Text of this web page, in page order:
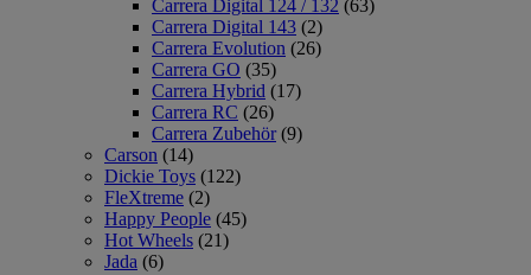
Carrera Digital 124 / 132 (63)
Carrera Digital 143 (2)
Carrera Evolution (26)
Carrera GO (35)
Carrera Hybrid (17)
Carrera RC (26)
Carrera Zubehör (9)
Carson (14)
Dickie Toys (122)
FleXtreme (2)
Happy People (45)
Hot Wheels (21)
Jada (6)